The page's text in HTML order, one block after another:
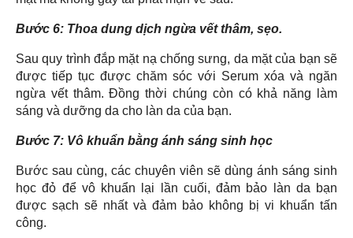
Bước 6: Thoa dung dịch ngừa vết thâm, sẹo.
Sau quy trình đắp mặt nạ chống sưng, da mặt của bạn sẽ
được tiếp tục được chăm sóc với Serum xóa và ngăn
ngừa vết thâm. Đồng thời chúng còn có khả năng làm
sáng và dưỡng da cho làn da của bạn.
Bước 7: Vô khuẩn bằng ánh sáng sinh học
Bước sau cùng, các chuyên viên sẽ dùng ánh sáng sinh
học đỏ để vô khuẩn lại lần cuối, đảm bảo làn da bạn
được sạch sẽ nhất và đảm bảo không bị vi khuẩn tấn
công.